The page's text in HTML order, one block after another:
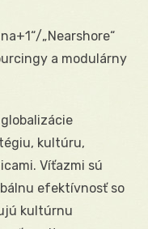
„Nearshore“
a modulárny
kultúru,
Víťazmi sú
efektívnosť so
kultúrnu